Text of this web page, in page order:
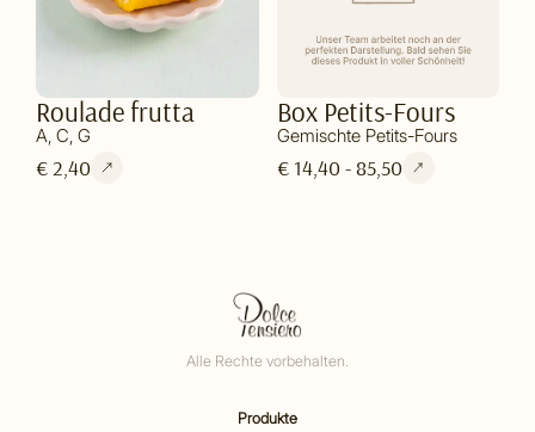
Roulade frutta
A, C, G
€ 2,40
Box Petits-Fours
Gemischte Petits-Fours
€ 14,40 - 85,50
Alle Rechte vorbehalten.
Produkte